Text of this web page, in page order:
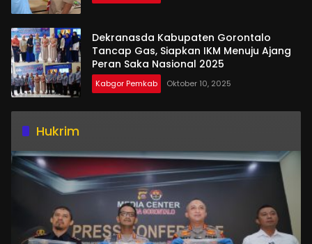
Dekranasda Kabupaten Gorontalo
Tancap Gas, Siapkan IKM Menuju Ajang
Peran Saka Nasional 2025
Kabgor Pemkab Oktober 10, 2025
Hukrim